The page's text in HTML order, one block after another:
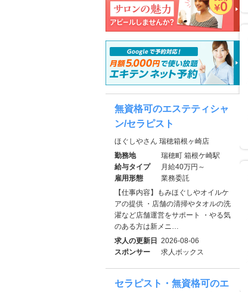
無資格可のエステティシャ
ン/セラピスト
ほぐしやさん 瑞穂箱根ヶ崎店
勤務地
瑞穂町 箱根ケ崎駅
給与タイプ
月給40万円～
雇用形態
業務委託
【仕事内容】もみほぐしやオイルケ
アの提供 ・店舗の清掃やタオルの洗
濯など店舗運営をサポート ・やる気
のある方は新メニ…
求人の更新日 2026-08-06
スポンサー
求人ボックス
セラピスト・無資格可のエ